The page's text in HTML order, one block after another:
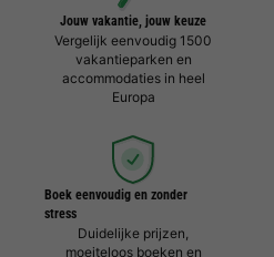
Jouw vakantie, jouw keuze
Vergelijk eenvoudig 1500
vakantieparken en
accommodaties in heel
Europa
Boek eenvoudig en zonder
stress
Duidelijke prijzen,
moeiteloos boeken en